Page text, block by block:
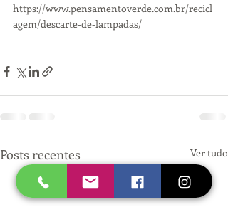
https://www.pensamentoverde.com.br/recicl
agem/descarte-de-lampadas/
Posts recentes Ver tudo